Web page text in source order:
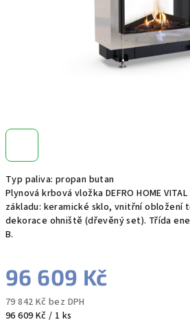
Typ paliva: propan butan
Plynová krbová vložka DEFRO HOME
základu: keramické sklo, vnitřní
dekorace ohniště (dřevěný set). Třída
B.
96 609 Kč
79 842 Kč bez DPH
Měrná
96 609 Kč / 1 ks